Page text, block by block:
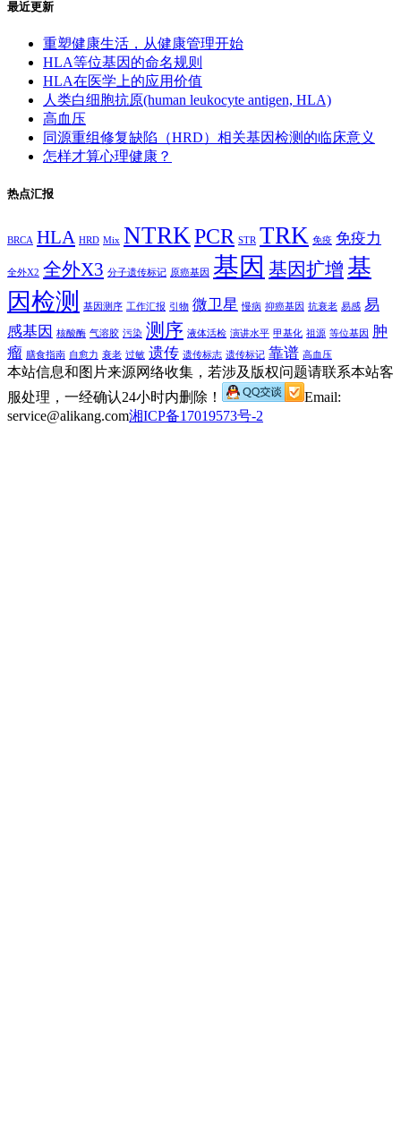
最近更新
重塑健康生活，从健康管理开始
HLA等位基因的命名规则
HLA在医学上的应用价值
人类白细胞抗原(human leukocyte antigen, HLA)
高血压
同源重组修复缺陷（HRD）相关基因检测的临床意义
怎样才算心理健康？
热点汇报
BRCA HLA HRD Mix NTRKPCR STR TRK 免疫 免疫力
全外X2 全外X3 分子遗传标记 原癌基因 基因 基因扩增 基
因检测
基因测序 工作汇报 引物 微卫星 慢病 抑癌基因 抗衰老 易感 易
感基因
核酸酶 气溶胶 污染 测序 液体活检 演讲水平 甲基化 祖源 等位基因
肿
瘤
膳食指南 自愈力 衰老 过敏 遗传 遗传标志 遗传标记 靠谱 高血压
本站信息和图片来源网络收集，若涉及版权问题请联系本站客
服处理，一经确认24小时内删除！
Email:
service@alikang.com湘ICP备17019573号-2